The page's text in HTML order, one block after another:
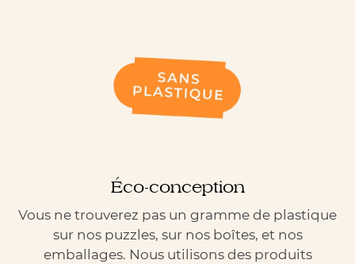
Éco-conception
Vous ne trouverez pas un gramme de plastique
sur nos puzzles, sur nos boîtes, et nos
emballages. Nous utilisons des produits